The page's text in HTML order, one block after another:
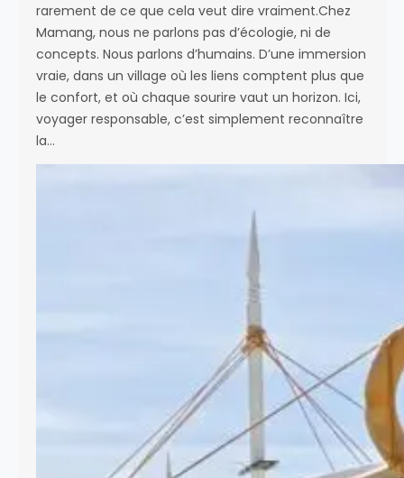
rarement de ce que cela veut dire vraiment.Chez
Mamang, nous ne parlons pas d’écologie, ni de
concepts. Nous parlons d’humains. D’une immersion
vraie, dans un village où les liens comptent plus que
le confort, et où chaque sourire vaut un horizon. Ici,
voyager responsable, c’est simplement reconnaître
la…